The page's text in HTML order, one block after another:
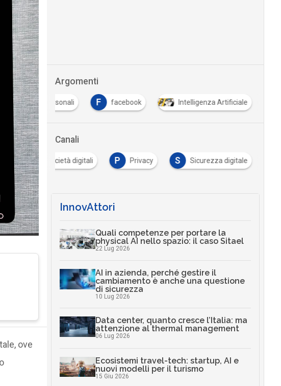
ove
Argomenti
D dati personali F facebook Intelligenza Artificiale
Canali
Cultura e società digitali P Privacy S Sicurezza digitale
InnovAttori
Quali competenze per portare la
physical AI nello spazio: il caso Sitael
22 Lug 2026
AI in azienda, perché gestire il
cambiamento è anche una questione
di sicurezza
10 Lug 2026
Data center, quanto cresce l’Italia: ma
attenzione al thermal management
06 Lug 2026
Ecosistemi travel-tech: startup, AI e
nuovi modelli per il turismo
15 Giu 2026